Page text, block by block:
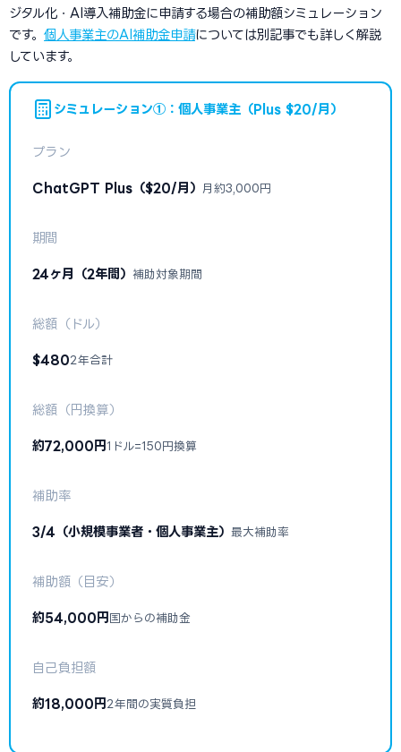
ジタル化・AI導入補助金に申請する場合の補助額シミュレーション
です。 個人事業主のAI補助金申請については別記事でも詳しく解説
しています。
シミュレーション①：個人事業主（Plus $20/月）
プラン
ChatGPT Plus（$20/月） 月約3,000円
期間
24ヶ月（2年間） 補助対象期間
総額（ドル）
$4802年合計
総額（円換算）
約72,000円 1ドル=150円換算
補助率
3/4（小規模事業者・個人事業主） 最大補助率
補助額（目安）
約54,000円 国からの補助金
自己負担額
約18,000円 2年間の実質負担